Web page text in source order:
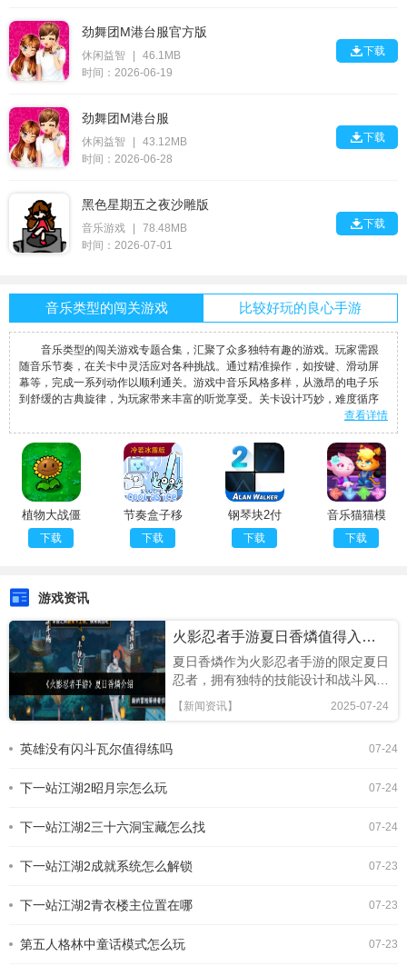
劲舞团M港台服官方版
休闲益智
46.1MB
时间：2026-06-19
下载
劲舞团M港台服
休闲益智
43.12MB
时间：2026-06-28
下载
黑色星期五之夜沙雕版
音乐游戏
78.48MB
时间：2026-07-01
下载
音乐类型的闯关游戏 比较好玩的良心手游
音乐类型的闯关游戏专题合集，汇聚了众多独特有趣的游戏。玩家需跟
随音乐节奏，在关卡中灵活应对各种挑战。通过精准操作，如按键、滑动屏
幕等，完成一系列动作以顺利通关。游戏中音乐风格多样，从激昂的电子乐
到舒缓的古典旋律，为玩家带来丰富的听觉享受。关卡设计巧妙，难度循序
查看详情
植物大战僵
尸神金版官
方版
下载
节奏盒子移
植版
下载
钢琴块2付
费版
下载
音乐猫猫模
拟器移植版
下载
游戏资讯
火影忍者手游夏日香燐值得入手吗
夏日香燐作为火影忍者手游的限定夏日
忍者，拥有独特的技能设计和战斗风
格，本文将从技能解析、连招技巧及竞
技场表现全面评估，助你判断是否值得
基础攻击方面，夏日香燐的普攻为五段
主，具备良好的起手能力，第三段下劈
段持续输出中，锁链从地面穿出进行终
中效果。需要注意的是，最后一段
2025-07-24
【新闻资讯】
07-24
英雄没有闪斗瓦尔值得练吗
07-24
下一站江湖2昭月宗怎么玩
07-24
下一站江湖2三十六洞宝藏怎么找
07-23
下一站江湖2成就系统怎么解锁
07-23
下一站江湖2青衣楼主位置在哪
07-23
第五人格林中童话模式怎么玩